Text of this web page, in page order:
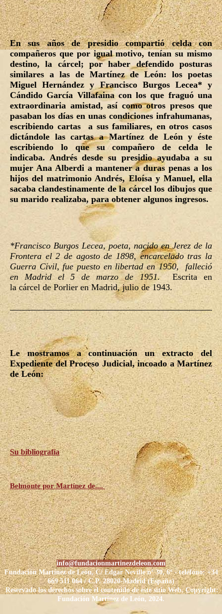
En sus años de presidio compartió celda con
compañeros que por igual motivo, tenían su mismo
destino, la cárcel; por haber defendido posturas
similares a las de Martínez de León: los poetas
Miguel Hernández y Francisco Burgos Lecea* y
Cándido García Villafaina con los que fraguó una
extraordinaria amistad, así como otros presos que
pasaban los días en unas condiciones infrahumanas,
escribiendo cartas a sus familiares, en otros casos
dictándole las cartas a Martínez de León y éste
escribiendo lo que su compañero de celda le
indicaba. Andrés desde su presidio ayudaba a su
mujer Ana Alberdi a mantener a duras penas a los
hijos del matrimonio Andrés, Eloísa y Manuel, ella
sacaba clandestinamente de la cárcel los dibujos que
su marido realizaba, para obtener algunos ingresos.
*Francisco Burgos Lecea, poeta, nacido en Jerez de la
Frontera el 2 de agosto de 1898, encarcelado tras la
Guerra Civil, fue puesto en libertad en 1950, falleció
en Madrid el 5 de marzo de 1951.Escrita en
la cárcel de Porlier en Madrid, julio de 1943.
Le mostramos a continuación un extracto del
Expediente del Proceso Judicial, incoado a Martínez
de León:
Su bibliografía
Belmonte por Martínez de....
info@fundacionmartinezdeleon.com
Fundación Martínez de León, C/ Edgar Neville nº 30, 6º - teléfono: +34
669 511 064 / C.P.28020-Madrid (España)
Reservado los derechos sobre el contenido de este sitio Web. Copyright:
Fundación Martínez de León, 2024.